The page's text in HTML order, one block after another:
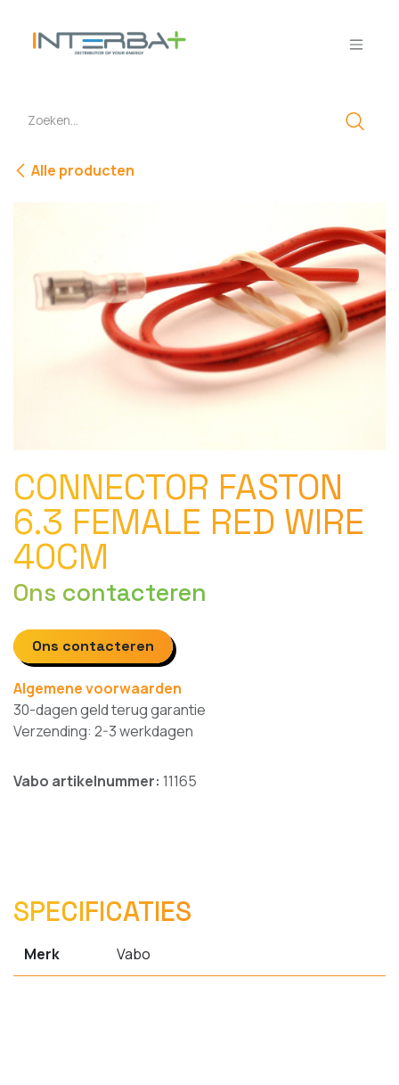
Alle producten
CONNECTOR FASTON
6.3 FEMALE RED WIRE
40CM
Ons contacteren
Ons contacteren
Algemene voorwaarden
30-dagen geld terug garantie
Verzending: 2-3 werkdagen
Vabo artikelnummer: 11165
SPECIFICATIES
Merk Vabo